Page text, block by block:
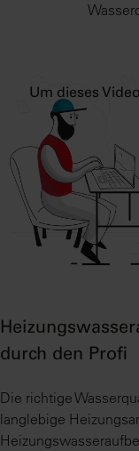
Um dieses
durch den Profi
Die richtige
langlebige